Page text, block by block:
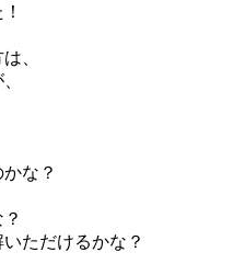
、
な？
ただけるかな？